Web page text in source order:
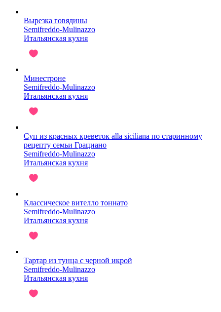
Вырезка говядины
Semifreddo-Mulinazzo
Итальянская кухня
Минестроне
Semifreddo-Mulinazzo
Итальянская кухня
Суп из красных креветок alla siciliana по старинному
рецепту семьи Грациано
Semifreddo-Mulinazzo
Итальянская кухня
Классическое вителло тоннато
Semifreddo-Mulinazzo
Итальянская кухня
Тартар из тунца с черной икрой
Semifreddo-Mulinazzo
Итальянская кухня